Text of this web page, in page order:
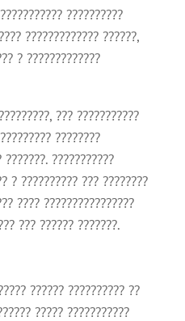
??????????
????????????? ??????,
? ?????????????
??? ???????????
????????
???????????
? ?????????? ??? ????????
???? ????????????????
??? ?????? ???????.
?????? ?????????? ??
????? ???????????